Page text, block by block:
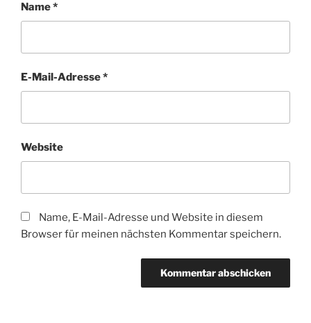
Name*
E-Mail-Adresse*
Website
Name, E-Mail-Adresse und Website in diesem
Browser für meinen nächsten Kommentar speichern.